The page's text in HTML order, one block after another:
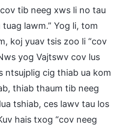
tib neeg xws li no tau
lawm.” Yog li, tom
koj yuav tsis zoo li “cov
yog Vajtswv cov lus
ntsujplig cig thiab ua kom
thiab thaum tib neeg
tshiab, ces lawv tau los
hais txog “cov neeg